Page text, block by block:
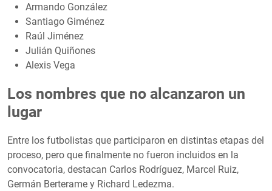
Armando González
Santiago Giménez
Raúl Jiménez
Julián Quiñones
Alexis Vega
Los nombres que no alcanzaron un
lugar
Entre los futbolistas que participaron en distintas etapas del
proceso, pero que finalmente no fueron incluidos en la
convocatoria, destacan Carlos Rodríguez, Marcel Ruiz,
Germán Berterame y Richard Ledezma.